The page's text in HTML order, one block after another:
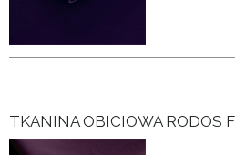
TKANINA OBICIOWA RODOS